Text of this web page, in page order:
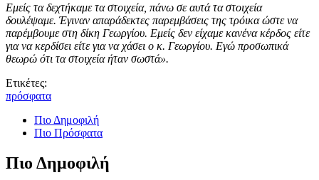
Εμείς τα δεχτήκαμε τα στοιχεία, πάνω σε αυτά τα στοιχεία
δουλέψαμε. Έγιναν απαράδεκτες παρεμβάσεις της τρόικα ώστε να
παρέμβουμε στη δίκη Γεωργίου. Εμείς δεν είχαμε κανένα κέρδος είτε
για να κερδίσει είτε για να χάσει ο κ. Γεωργίου. Εγώ προσωπικά
θεωρώ ότι τα στοιχεία ήταν σωστά».
Ετικέτες:
πρόσφατα
Πιο Δημοφιλή
Πιο Πρόσφατα
Πιο Δημοφιλή